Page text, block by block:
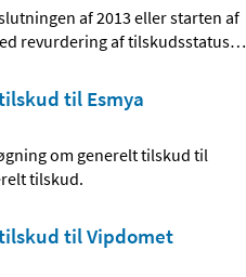
af 2013 eller starten af
revurdering af tilskudsstatus…
til Esmya
om generelt tilskud til
tilskud.
til Vipdomet